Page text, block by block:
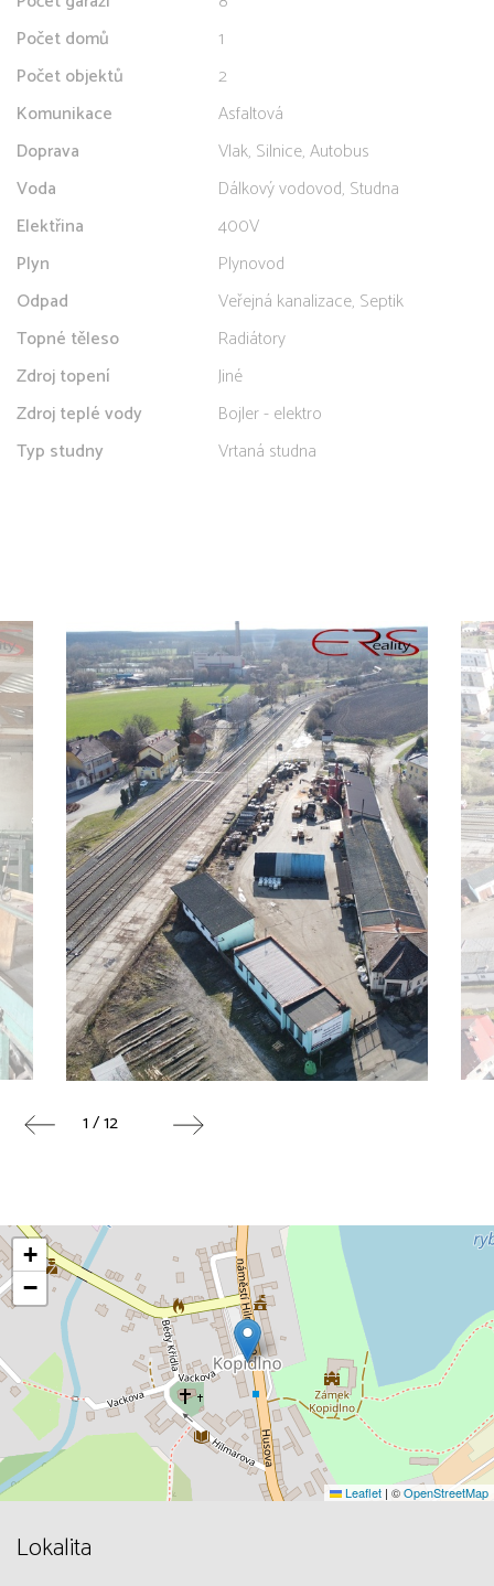
Počet domů
1
Počet objektů
2
Komunikace
Asfaltová
Doprava
Vlak, Silnice, Autobus
Voda
Dálkový vodovod, Studna
Elektřina
400V
Plyn
Plynovod
Odpad
Veřejná kanalizace, Septik
Topné těleso
Radiátory
Zdroj topení
Jiné
Zdroj teplé vody
Bojler - elektro
Typ studny
Vrtaná studna
1 / 12
+
−
Leaflet | ©OpenStreetMap
Lokalita